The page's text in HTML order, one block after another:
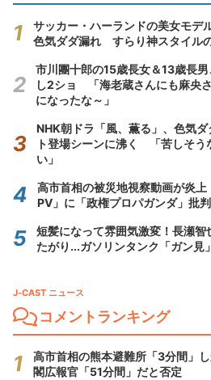
サッカー・ハーランドの美女モデ
色気ダダ漏れ すらり神スタイル
市川團十郎の15歳長女＆13歳長
し2ショ 「海老蔵さんにも麻央
になったな～」
NHK朝ドラ「風、薫る」、色気
ト登場シーンに沸く 「苦しそう
い」
高市首相の被災地視察動画が炎
PV」に「政権プロパガンダ」批判
短髪になって雰囲気激変！長瀬智
たがり...ガソリンタンク「ガン見
J-CAST ニュース
コメントランキング
高市首相の熊本避難所「3分間」
閣広報官「51分間」だと否定